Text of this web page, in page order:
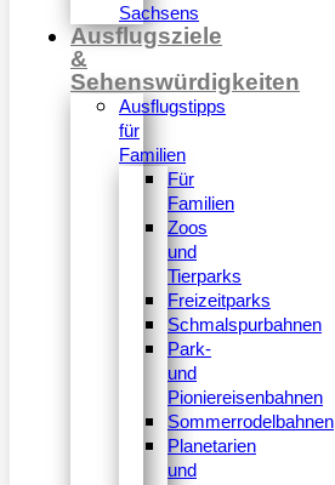
Sachsens
Ausflugsziele
&
Sehenswürdigkeiten
Ausflugstipps
für
Familien
Für
Familien
Zoos
und
Tierparks
Freizeitparks
Schmalspurbahnen
Park-
und
Pioniereisenbahnen
Sommerrodelbahnen
Planetarien
und